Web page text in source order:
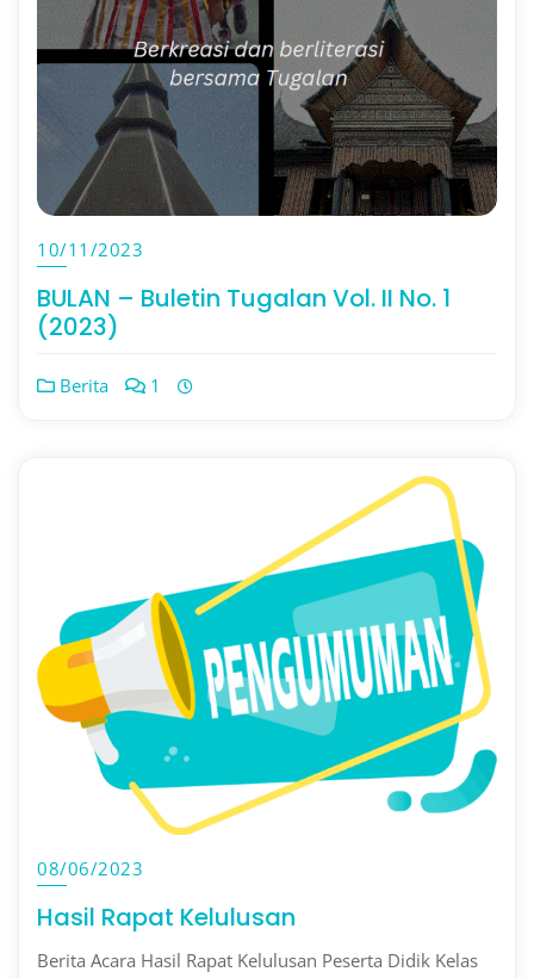
10/11/2023
BULAN – Buletin Tugalan Vol. II No. 1
(2023)
Berita 1
08/06/2023
Hasil Rapat Kelulusan
Berita Acara Hasil Rapat Kelulusan Peserta Didik Kelas